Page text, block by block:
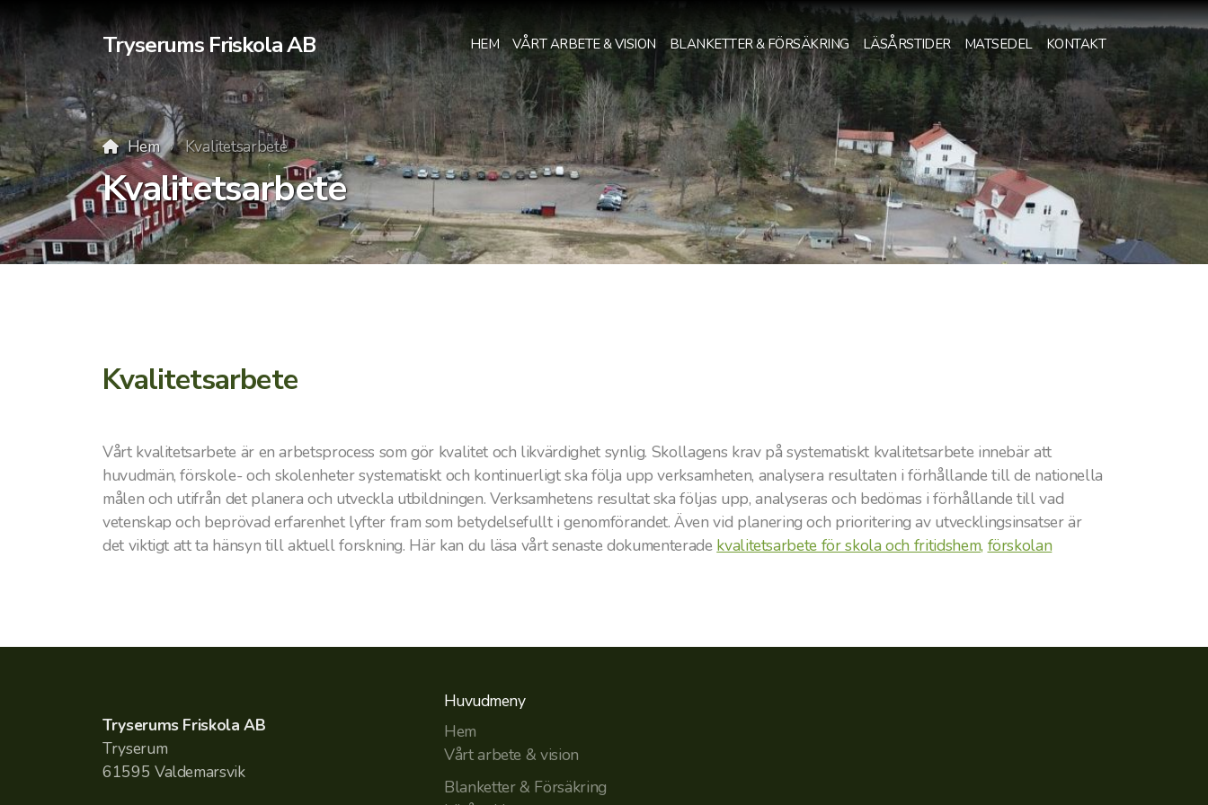
Tryserums Friskola AB HEM VÅRT ARBETE & VISION BLANKETTER & FÖRSÄKRING LÄSÅRSTIDER MATSEDEL KONTAKT
Hem Kvalitetsarbete
Kvalitetsarbete
Kvalitetsarbete
Vårt kvalitetsarbete är en arbetsprocess som gör kvalitet och likvärdighet synlig. Skollagens krav på systematiskt kvalitetsarbete innebär att
huvudmän, förskole- och skolenheter systematiskt och kontinuerligt ska följa upp verksamheten, analysera resultaten i förhållande till de nationella
målen och utifrån det planera och utveckla utbildningen. Verksamhetens resultat ska följas upp, analyseras och bedömas i förhållande till vad
vetenskap och beprövad erfarenhet lyfter fram som betydelsefullt i genomförandet. Även vid planering och prioritering av utvecklingsinsatser är
det viktigt att ta hänsyn till aktuell forskning. Här kan du läsa vårt senaste dokumenterade kvalitetsarbete för skola och fritidshem, förskolan
Tryserums Friskola AB
Tryserum
61595 Valdemarsvik
Huvudmeny
Hem
Vårt arbete & vision
Blanketter & Försäkring